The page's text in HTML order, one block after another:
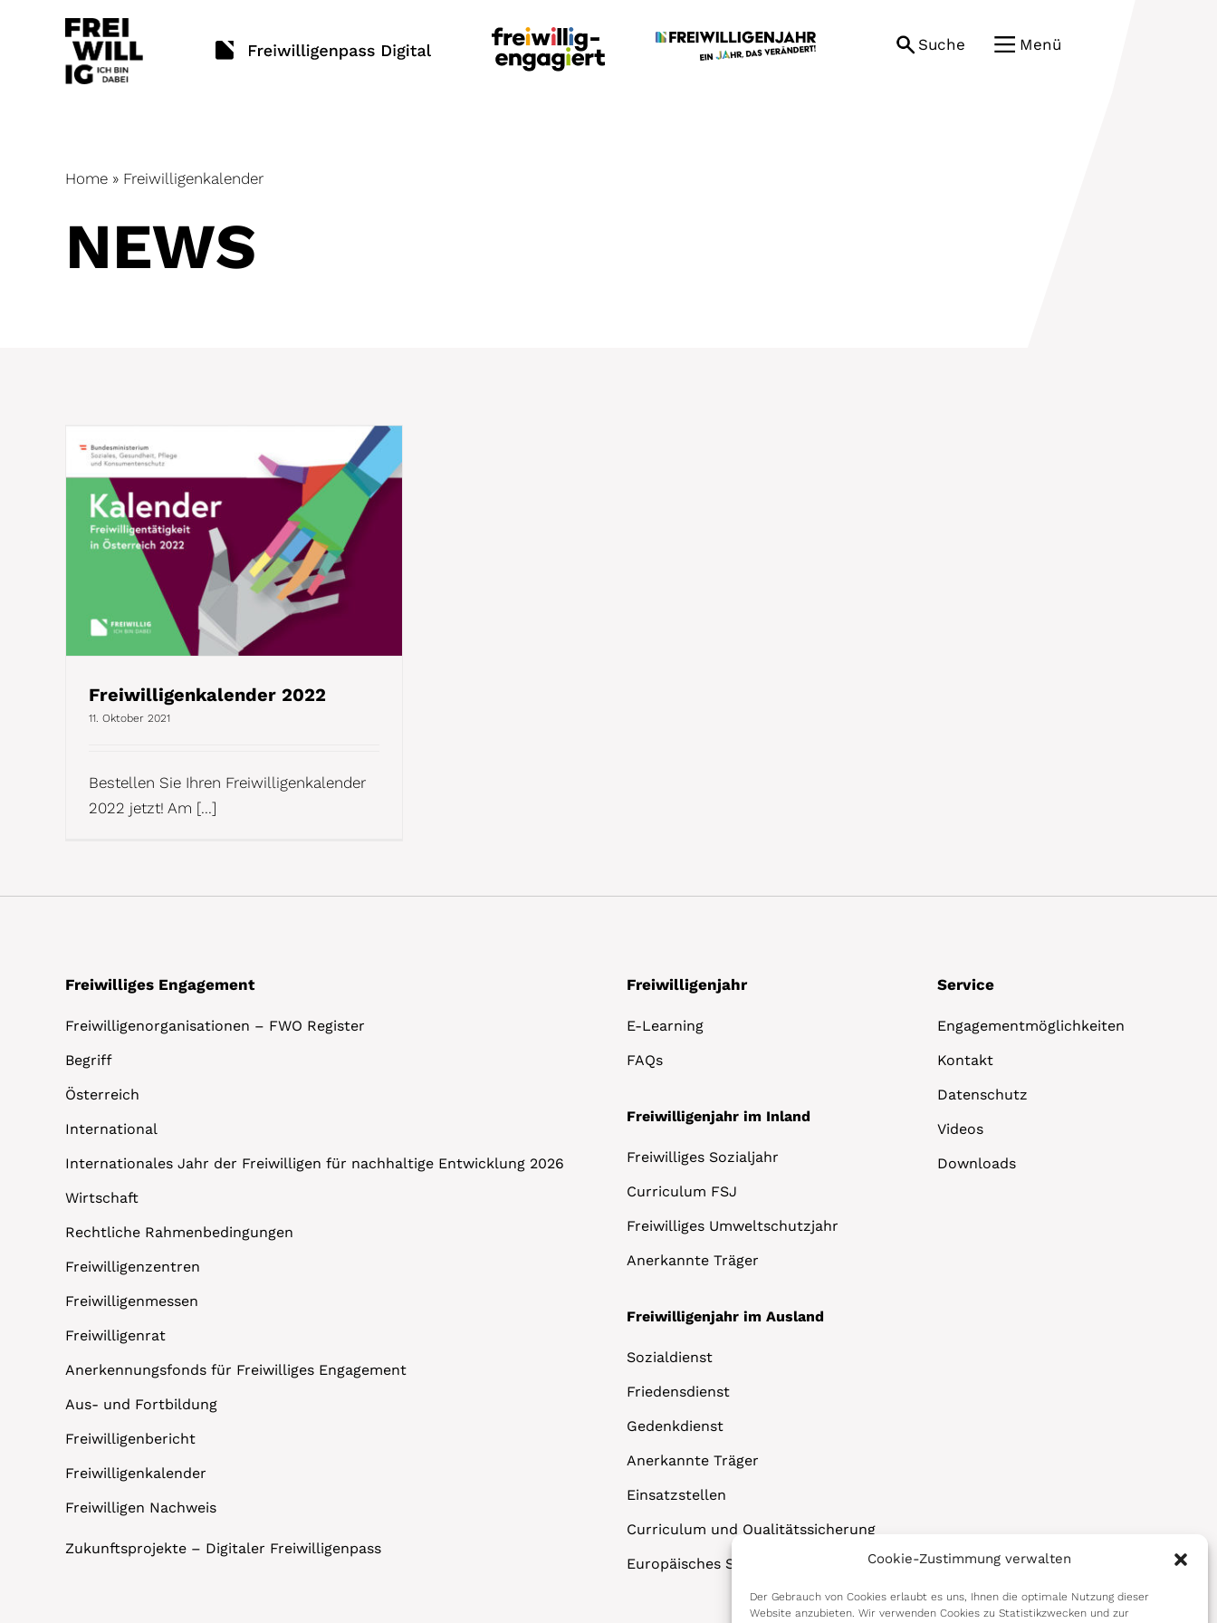
Cookie-Zustimmung verwalten
Der Gebrauch von Cookies erlaubt es uns, Ihnen die optimale Nutzung dieser
Website anzubieten. Wir verwenden Cookies zu Statistikzwecken und zur
Suche Menü
Home » Freiwilligenkalender
NEWS
Freiwilligenkalender 2022
11. Oktober 2021
Bestellen Sie Ihren Freiwilligenkalender
2022 jetzt! Am [...]
Freiwilliges Engagement
Freiwilligenorganisationen – FWO Register
Begriff
Österreich
International
Internationales Jahr der Freiwilligen für nachhaltige Entwicklung 2026
Wirtschaft
Rechtliche Rahmenbedingungen
Freiwilligenzentren
Freiwilligenmessen
Freiwilligenrat
Anerkennungsfonds für Freiwilliges Engagement
Aus- und Fortbildung
Freiwilligenbericht
Freiwilligenkalender
Freiwilligen Nachweis
Zukunftsprojekte – Digitaler Freiwilligenpass
Freiwilligenjahr
E-Learning
FAQs
Freiwilligenjahr im Inland
Freiwilliges Sozialjahr
Curriculum FSJ
Freiwilliges Umweltschutzjahr
Anerkannte Träger
Freiwilligenjahr im Ausland
Sozialdienst
Friedensdienst
Gedenkdienst
Anerkannte Träger
Einsatzstellen
Curriculum und Qualitätssicherung
Europäisches Solidaritätskorps
Service
Engagementmöglichkeiten
Kontakt
Datenschutz
Videos
Downloads